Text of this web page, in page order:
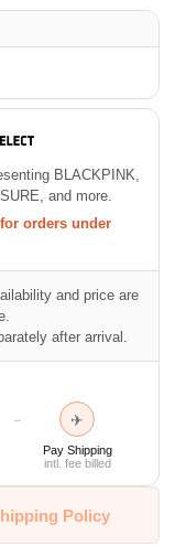
BLACKPINK,
and more.
orders under
and price are
after arrival.
→ ✈
Pay Shipping
intl. fee billed
Policy